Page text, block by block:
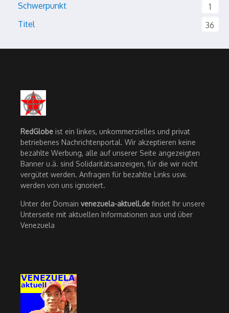
Schwerpunkt
1
Titel
36
RedGlobe ist ein linkes, unkommerzielles und privat
betriebenes Nachrichtenportal. Wir akzeptieren keine
bezahlte Werbung, alle auf unserer Seite angezeigten
Banner u.ä. sind Solidaritätsanzeigen, für die wir nicht
vergütet werden. Anfragen für bezahlte Links usw.
werden von uns ignoriert.
Unter der Domain venezuela-aktuell.de findet Ihr unsere
Unterseite mit aktuellen Informationen aus und über
Venezuela